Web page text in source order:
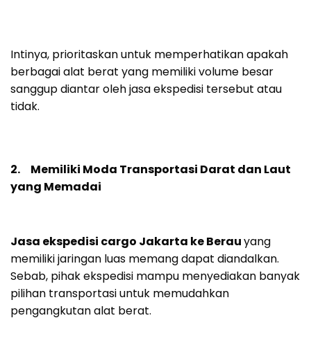
Intinya, prioritaskan untuk memperhatikan apakah
berbagai alat berat yang memiliki volume besar
sanggup diantar oleh jasa ekspedisi tersebut atau
tidak.
2. Memiliki Moda Transportasi Darat dan Laut
yang Memadai
Jasa ekspedisi cargo Jakarta ke Berauyang
memiliki jaringan luas memang dapat diandalkan.
Sebab, pihak ekspedisi mampu menyediakan banyak
pilihan transportasi untuk memudahkan
pengangkutan alat berat.